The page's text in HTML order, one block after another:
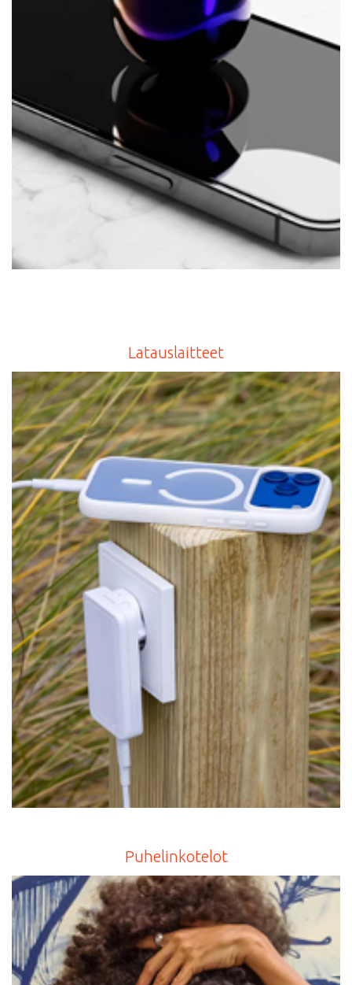
Latauslaitteet
Puhelinkotelot